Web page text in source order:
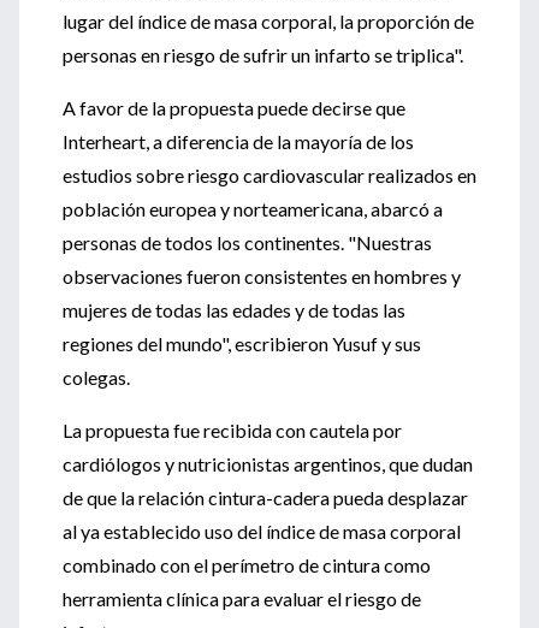
lugar del índice de masa corporal, la proporción de
personas en riesgo de sufrir un infarto se triplica".
A favor de la propuesta puede decirse que
Interheart, a diferencia de la mayoría de los
estudios sobre riesgo cardiovascular realizados en
población europea y norteamericana, abarcó a
personas de todos los continentes. "Nuestras
observaciones fueron consistentes en hombres y
mujeres de todas las edades y de todas las
regiones del mundo", escribieron Yusuf y sus
colegas.
La propuesta fue recibida con cautela por
cardiólogos y nutricionistas argentinos, que dudan
de que la relación cintura-cadera pueda desplazar
al ya establecido uso del índice de masa corporal
combinado con el perímetro de cintura como
herramienta clínica para evaluar el riesgo de